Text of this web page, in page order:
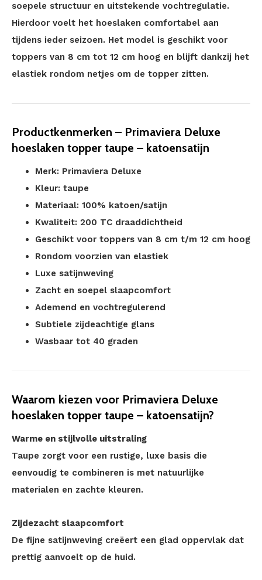
soepele structuur en uitstekende vochtregulatie.
Hierdoor voelt het hoeslaken comfortabel aan
tijdens ieder seizoen. Het model is geschikt voor
toppers van 8 cm tot 12 cm hoog en blijft dankzij het
elastiek rondom netjes om de topper zitten.
Productkenmerken – Primaviera Deluxe
hoeslaken topper taupe – katoensatijn
Merk: Primaviera Deluxe
Kleur: taupe
Materiaal: 100% katoen/satijn
Kwaliteit: 200 TC draaddichtheid
Geschikt voor toppers van 8 cm t/m 12 cm hoog
Rondom voorzien van elastiek
Luxe satijnweving
Zacht en soepel slaapcomfort
Ademend en vochtregulerend
Subtiele zijdeachtige glans
Wasbaar tot 40 graden
Waarom kiezen voor Primaviera Deluxe
hoeslaken topper taupe – katoensatijn?
Warme en stijlvolle uitstraling
Taupe zorgt voor een rustige, luxe basis die
eenvoudig te combineren is met natuurlijke
materialen en zachte kleuren.
Zijdezacht slaapcomfort
De fijne satijnweving creëert een glad oppervlak dat
prettig aanvoelt op de huid.